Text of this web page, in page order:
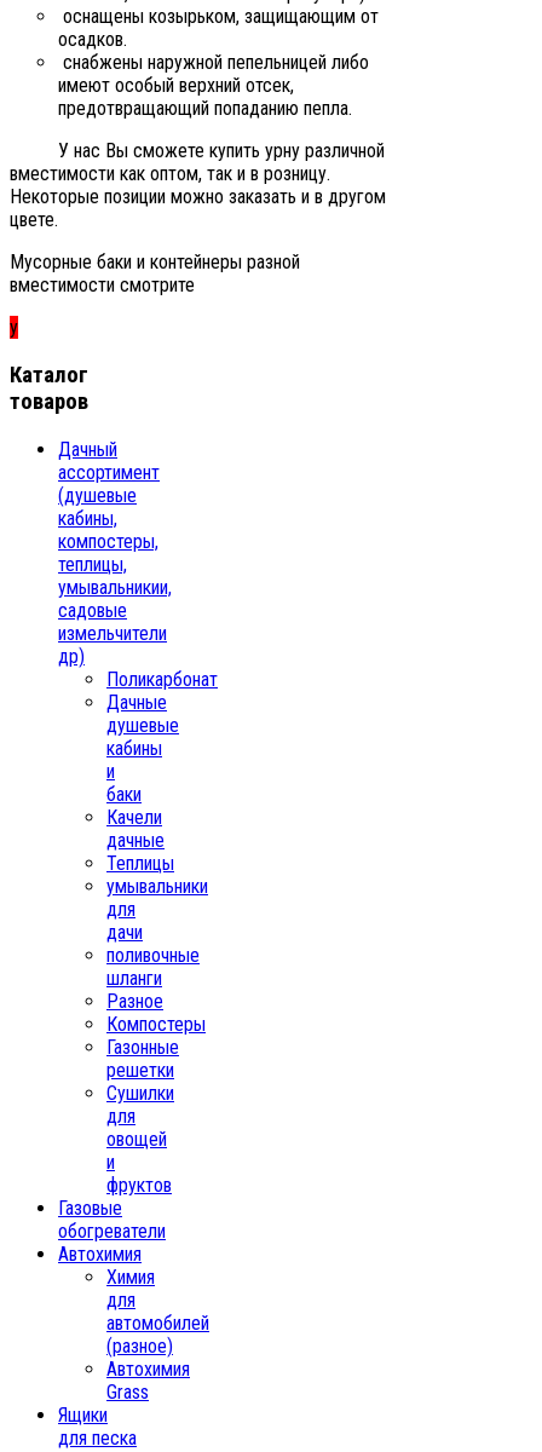
оснащены козырьком, защищающим от
осадков.
снабжены наружной пепельницей либо
имеют особый верхний отсек,
предотвращающий попаданию пепла.
У нас Вы сможете купить урну различной
вместимости как оптом, так и в розницу.
Некоторые позиции можно заказать и в другом
цвете.
Мусорные баки и контейнеры разной
вместимости смотрите
у
Каталог
товаров
Дачный
ассортимент
(душевые
кабины,
компостеры,
теплицы,
умывальникии,
садовые
измельчители
др)
Поликарбонат
Дачные
душевые
кабины
и
баки
Качели
дачные
Теплицы
умывальники
для
дачи
поливочные
шланги
Разное
Компостеры
Газонные
решетки
Сушилки
для
овощей
и
фруктов
Газовые
обогреватели
Автохимия
Химия
для
автомобилей
(разное)
Автохимия
Grass
Ящики
для песка